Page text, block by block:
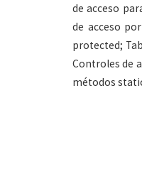
de acceso
de acceso
protected;
Controles de
métodos